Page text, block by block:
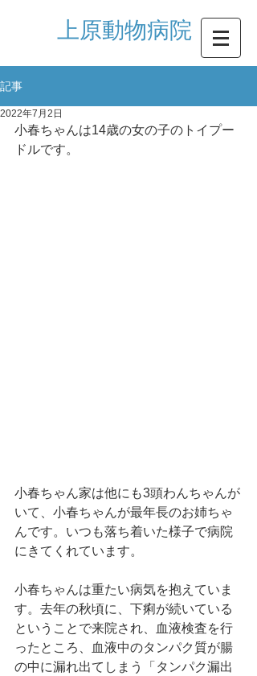
​上原動物病院
記事
2022年7月2日
小春ちゃんは14歳の女の子のトイプー
ドルです。
小春ちゃん家は他にも3頭わんちゃんが
いて、小春ちゃんが最年長のお姉ちゃ
んです。いつも落ち着いた様子で病院
にきてくれています。
小春ちゃんは重たい病気を抱えていま
す。去年の秋頃に、下痢が続いている
ということで来院され、血液検査を行
ったところ、血液中のタンパク質が腸
の中に漏れ出てしまう「タンパク漏出